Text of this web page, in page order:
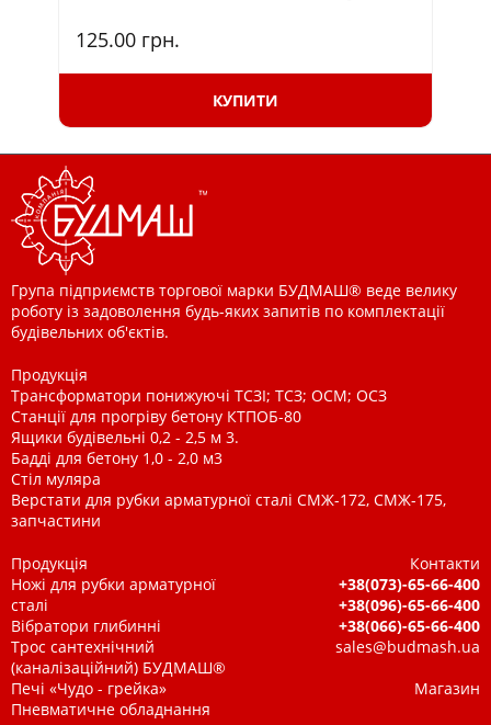
125.00 грн.
КУПИТИ
Група підприємств торгової марки БУДМАШ® веде велику
роботу із задоволення будь-яких запитів по комплектації
будівельних об'єктів.
Продукція
Трансформатори понижуючі ТСЗІ; ТСЗ; ОСМ; ОСЗ
Станції для прогріву бетону КТПОБ-80
Ящики будівельні 0,2 - 2,5 м 3.
Бадді для бетону 1,0 - 2,0 м3
Стіл муляра
Верстати для рубки арматурної сталі СМЖ-172, СМЖ-175,
запчастини
Продукція
Ножі для рубки арматурної
сталі
Вібратори глибинні
Трос сантехнічний
(каналізаційний) БУДМАШ®
Печі «Чудо - грейка»
Пневматичне обладнання
Контакти
+38(073)-65-66-400
+38(096)-65-66-400
+38(066)-65-66-400
sales@budmash.ua
Магазин